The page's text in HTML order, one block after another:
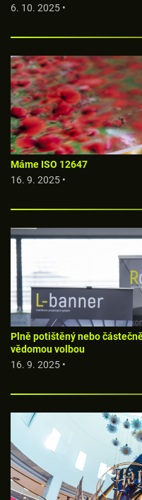
6. 10. 2025 •
Máme ISO 12647
16. 9. 2025 •
Plně potištěný nebo
vědomou volbou
16. 9. 2025 •